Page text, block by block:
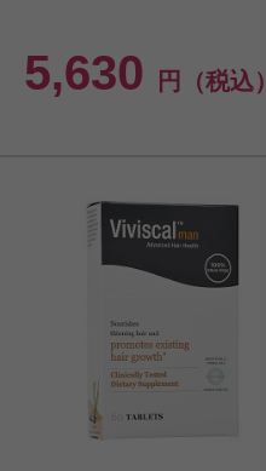
5,630 円（税込）